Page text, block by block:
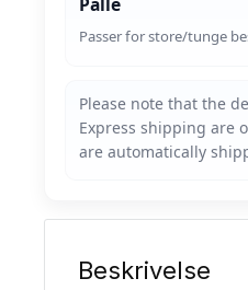
Passer for store/tunge
Beskrivelse